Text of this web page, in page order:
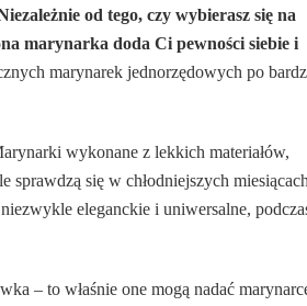
od tego, czy wybierasz się na
marynarka doda Ci pewności siebie i
marynarek jednorzędowych po
wykonane z lekkich materiałów,
sprawdzą się w chłodniejszych
eleganckie i uniwersalne,
– to właśnie one mogą nadać